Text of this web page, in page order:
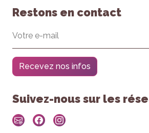
Restons en contact
Recevez nos infos
Suivez-nous sur les